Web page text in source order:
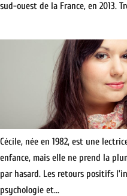
sud-ouest de la France, en 2013.
Cécile, née en 1982, est une
enfance, mais elle ne prend la
par hasard. Les retours positifs
psychologie et...